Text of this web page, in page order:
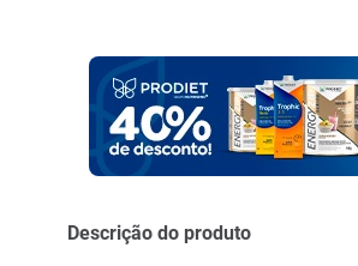
Descrição do produto